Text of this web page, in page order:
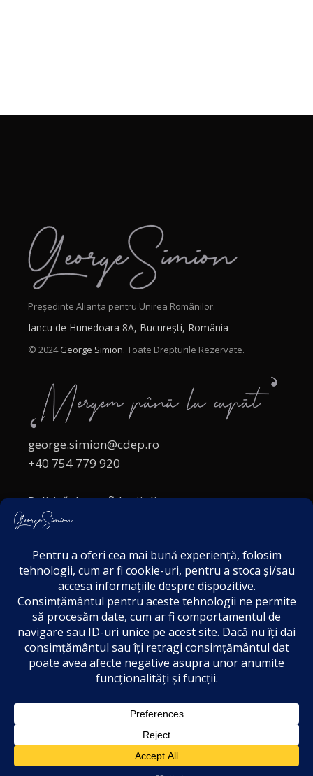
Președinte Alianța pentru Unirea Românilor.
Iancu de Hunedoara 8A, București, România
© 2024George Simion. Toate Drepturile Rezervate.
george.simion@cdep.ro
+40 754 779 920
Politică de confidențialitate
Politica cookies
Acordul de markting
Disclaimer
1